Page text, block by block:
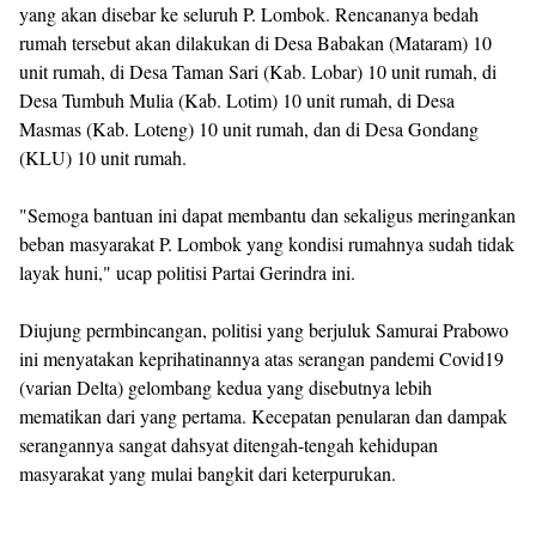
yang akan disebar ke seluruh P. Lombok. Rencananya bedah
rumah tersebut akan dilakukan di Desa Babakan (Mataram) 10
unit rumah, di Desa Taman Sari (Kab. Lobar) 10 unit rumah, di
Desa Tumbuh Mulia (Kab. Lotim) 10 unit rumah, di Desa
Masmas (Kab. Loteng) 10 unit rumah, dan di Desa Gondang
(KLU) 10 unit rumah.
"Semoga bantuan ini dapat membantu dan sekaligus meringankan
beban masyarakat P. Lombok yang kondisi rumahnya sudah tidak
layak huni," ucap politisi Partai Gerindra ini.
Diujung permbincangan, politisi yang berjuluk Samurai Prabowo
ini menyatakan keprihatinannya atas serangan pandemi Covid19
(varian Delta) gelombang kedua yang disebutnya lebih
mematikan dari yang pertama. Kecepatan penularan dan dampak
serangannya sangat dahsyat ditengah-tengah kehidupan
masyarakat yang mulai bangkit dari keterpurukan.